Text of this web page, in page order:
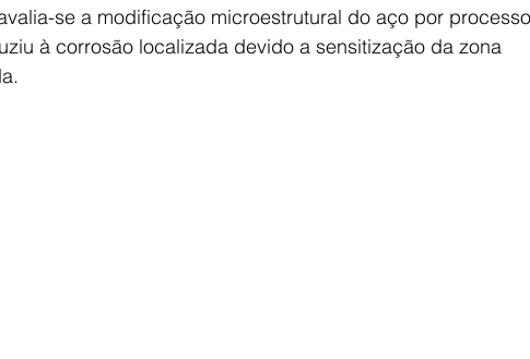
se a modificação microestrutural do aço por
à corrosão localizada devido a sensitização da zona